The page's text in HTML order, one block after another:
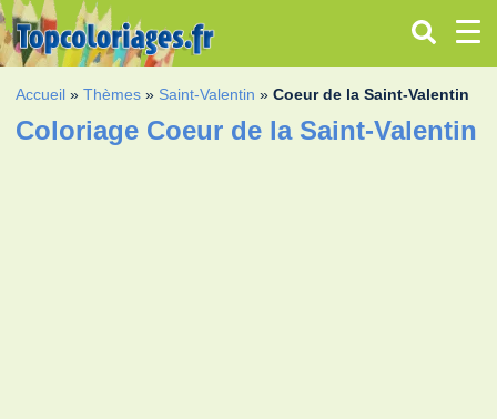
Accueil »Thèmes » Saint-Valentin »Coeur de la Saint-Valentin
Coloriage Coeur de la Saint-Valentin